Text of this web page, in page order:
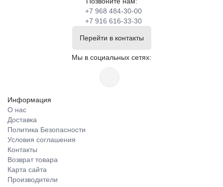
+7 968 484-30-00
+7 916 616-33-30
Перейти в контакты
Мы в социальных сетях:
Информация
О нас
Доставка
Политика Безопасности
Условия соглашения
Контакты
Возврат товара
Карта сайта
Производители